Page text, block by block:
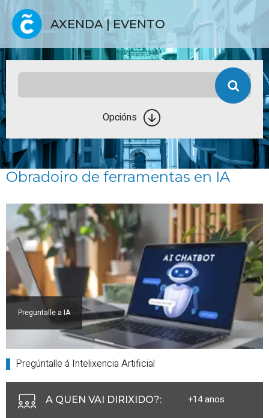
AXENDA | EVENTO
Opcións
Obradoiro de ferramentas en IA
Preguntalle a IA
Pregúntalle á Intelixencia Artificial
A QUEN VAI DIRIXIDO?: +14 anos